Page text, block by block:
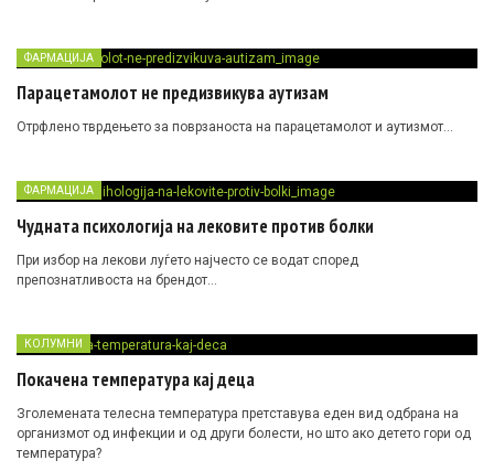
ФАРМАЦИЈА
Парацетамолот не предизвикува аутизам
Отрфлено тврдењето за поврзаноста на парацетамолот и аутизмот…
ФАРМАЦИЈА
Чудната психологија на лековите против болки
При избор на лекови луѓето најчесто се водат според
препознатливоста на брендот…
КОЛУМНИ
Покачена температура кај деца
Зголемената телесна температура претставува еден вид одбрана на
организмот од инфекции и од други болести, но што ако детето гори од
температура?